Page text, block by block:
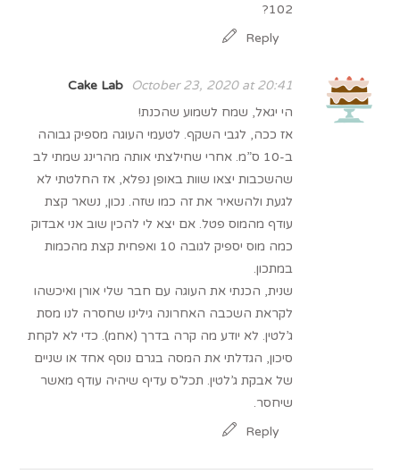
102?
Reply
Cake Lab
October 23, 2020 at 20:41
הי יגאל, שמח לשמוע שהכנת!
אז ככה, לגבי השקף. לטעמי העוגה מספיק גבוהה
ב-10 ס”מ. אחרי שחילצתי אותה מהרינג שמתי לב
שהשכבות יצאו שוות באופן נפלא, אז החלטתי לא
לגעת ולהשאיר את זה כמו שזה. נכון, נשאר קצת
עודף מהמוס פטל. אם יצא לי להכין שוב אני אבדוק
כמה מוס יספיק לגובה 10 ואפחית קצת מהכמות
במתכון.
שנית, הכנתי את העוגה עם חבר שלי אורן ואיכשהו
לקראת השכבה האחרונה גילינו שחסרה לנו מסת
ג’לטין. לא יודע מה קרה בדרך (אחמ). כדי לא לקחת
סיכון, הגדלתי את המסה בגרם נוסף אחד או שניים
של אבקת ג’לטין. תכל’ס עדיף שיהיה עודף מאשר
שיחסר.
Reply